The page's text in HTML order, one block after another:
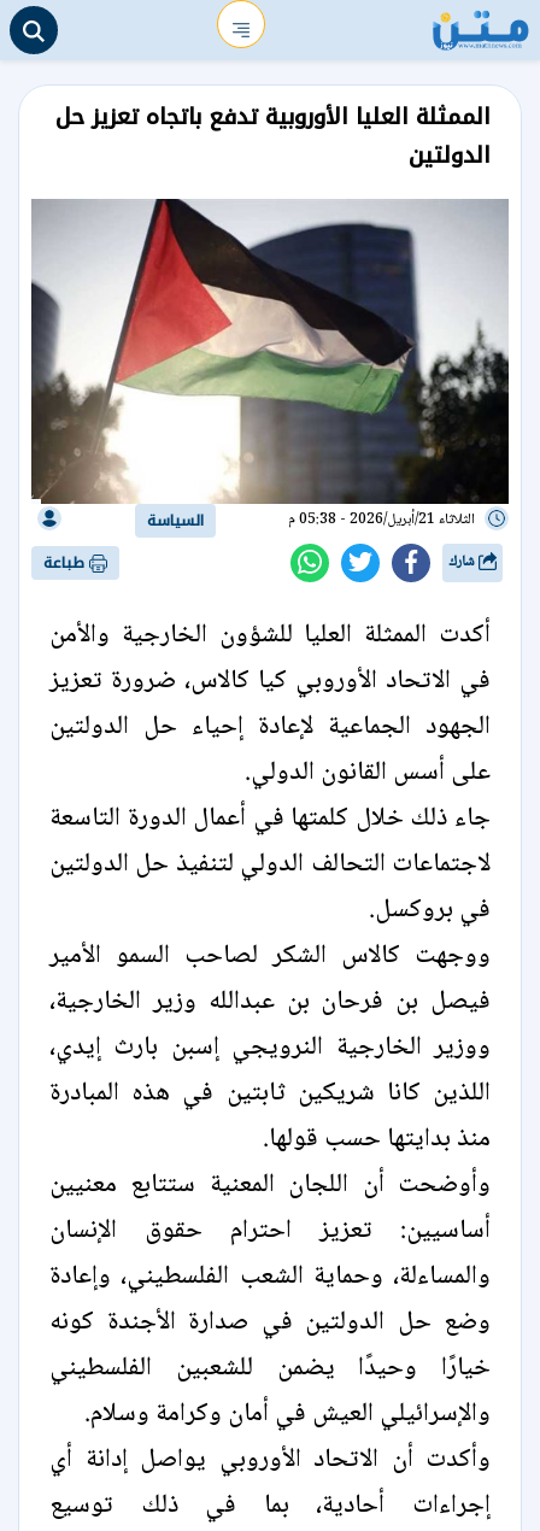
الممثلة العليا الأوروبية تدفع باتجاه تعزيز حل
الدولتين
الثلاثاء 21/أبريل/2026 - 05:38 م السياسة
طباعة
أكدت الممثلة العليا للشؤون الخارجية والأمن
في الاتحاد الأوروبي كيا كالاس، ضرورة تعزيز
الجهود الجماعية لإعادة إحياء حل الدولتين
على أسس القانون الدولي.
جاء ذلك خلال كلمتها في أعمال الدورة التاسعة
لاجتماعات التحالف الدولي لتنفيذ حل الدولتين
في بروكسل.
ووجهت كالاس الشكر لصاحب السمو الأمير
فيصل بن فرحان بن عبدالله وزير الخارجية،
ووزير الخارجية النرويجي إسبن بارث إيدي،
اللذين كانا شريكين ثابتين في هذه المبادرة
منذ بدايتها حسب قولها.
وأوضحت أن اللجان المعنية ستتابع معنيين
أساسيين: تعزيز احترام حقوق الإنسان
والمساءلة، وحماية الشعب الفلسطيني، وإعادة
وضع حل الدولتين في صدارة الأجندة كونه
خيارًا وحيدًا يضمن للشعبين الفلسطيني
والإسرائيلي العيش في أمان وكرامة وسلام.
وأكدت أن الاتحاد الأوروبي يواصل إدانة أي
إجراءات أحادية، بما في ذلك توسيع